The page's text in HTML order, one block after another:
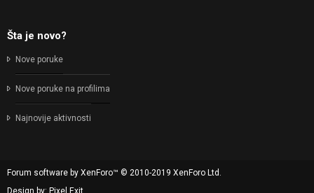
Šta je novo?
Nove poruke
Nove poruke na profilima
Najnovije aktivnosti
Forum software by XenForo™ © 2010-2019 XenForo Ltd.